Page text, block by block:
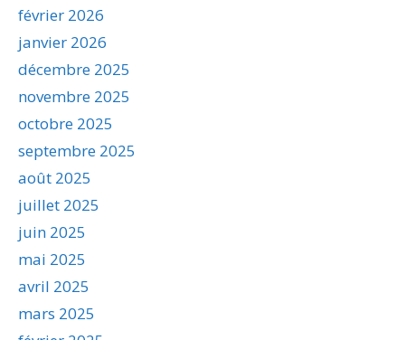
février 2026
janvier 2026
décembre 2025
novembre 2025
octobre 2025
septembre 2025
août 2025
juillet 2025
juin 2025
mai 2025
avril 2025
mars 2025